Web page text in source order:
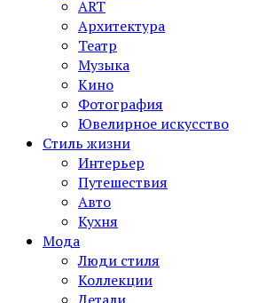
ART
Архитектура
Театр
Музыка
Кино
Фотография
Ювелирное искусство
Стиль жизни
Интерьер
Путешествия
Авто
Кухня
Мода
Люди стиля
Коллекции